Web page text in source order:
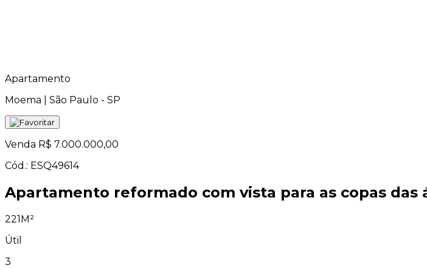
Apartamento
Moema | São Paulo - SP
Venda R$ 7.000.000,00
Cód.: ESQ49614
Apartamento reformado com vista para as copas das
221M²
Útil
3